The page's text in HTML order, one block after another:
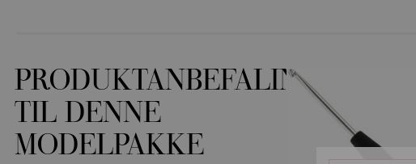
PRODUKTANBEFALINGER
TIL DENNE
MODELPAKKE